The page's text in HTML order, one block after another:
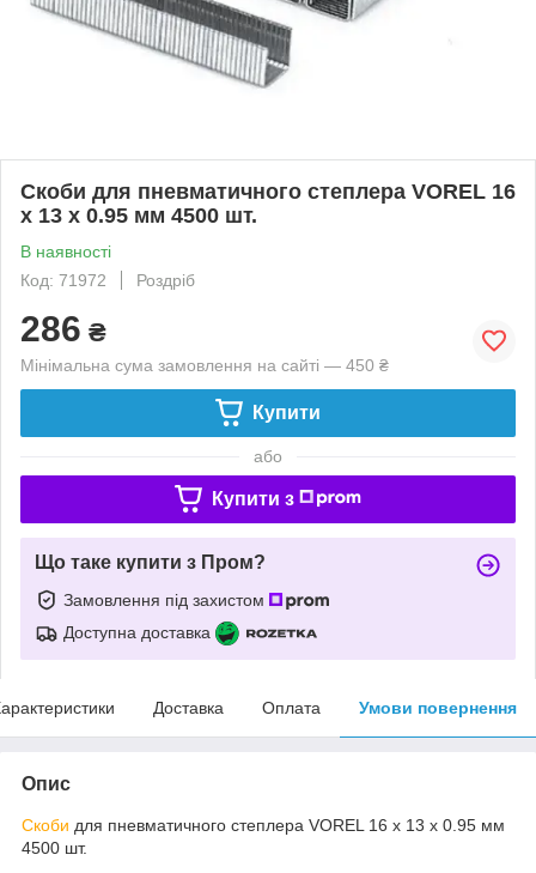
Скоби для пневматичного степлера VOREL 16
х 13 х 0.95 мм 4500 шт.
В наявності
Код: 71972
Роздріб
286 ₴
Мінімальна сума замовлення на сайті — 450 ₴
Купити
або
Купити з
Що таке купити з Пром?
Замовлення під захистом
Доступна доставка
Доставка Оплата Умови повернення
Опис
Скоби для пневматичного степлера VOREL 16 х 13 х 0.95 мм
4500 шт.